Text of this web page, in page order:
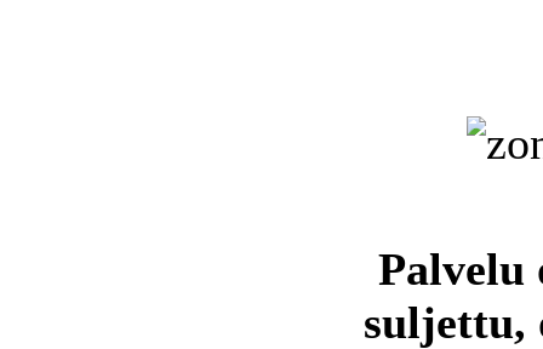
Palvelu
suljettu,